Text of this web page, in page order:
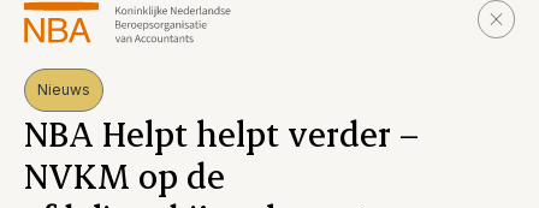
Nieuws
NBA Helpt helpt verder –
NVKM op de